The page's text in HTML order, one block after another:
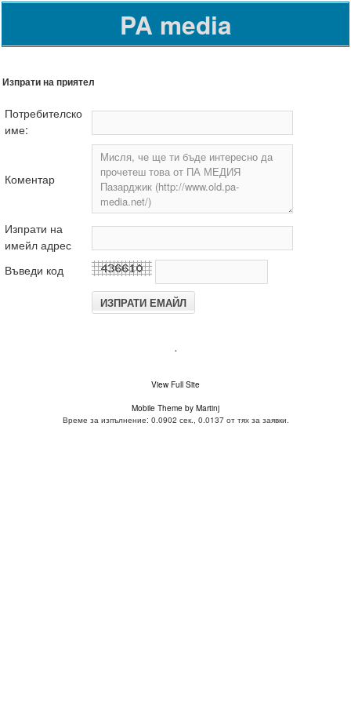
PA media
Изпрати на приятел
Потребителско
име:
Коментар
Изпрати на
имейл адрес
Въведи код
.
View Full Site
Mobile Theme by Martinj
Време за изпълнение: 0.0902 сек., 0.0137 от тях за заявки.